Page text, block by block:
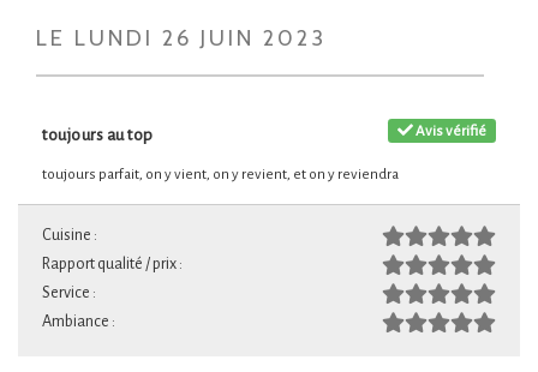
LE LUNDI 26 JUIN 2023
Avis vérifié
toujours au top
toujours parfait, on y vient, on y revient, et on y reviendra
Cuisine :
Rapport qualité / prix :
Service :
Ambiance :